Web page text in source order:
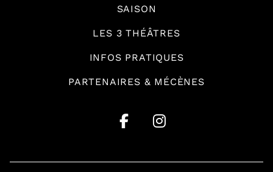
SAISON
LES 3 THÉÂTRES
INFOS PRATIQUES
PARTENAIRES & MÉCÈNES